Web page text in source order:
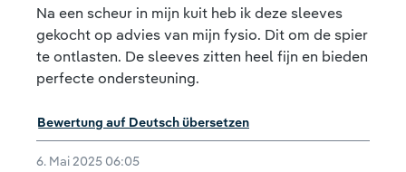
Na een scheur in mijn kuit heb ik deze sleeves
gekocht op advies van mijn fysio. Dit om de spier
te ontlasten. De sleeves zitten heel fijn en bieden
perfecte ondersteuning.
Bewertung auf Deutsch übersetzen
6. Mai 2025 06:05